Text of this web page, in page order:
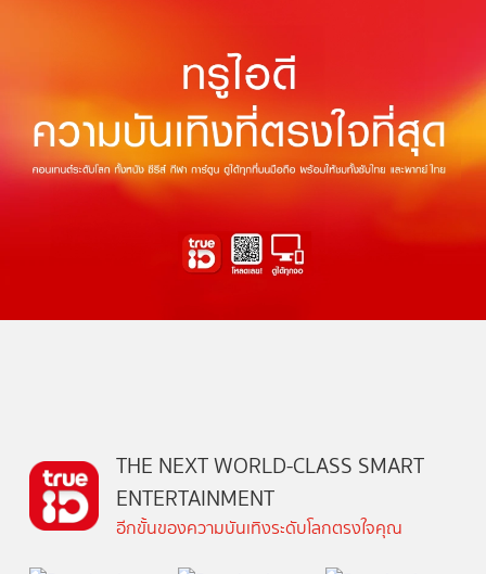
THE NEXT WORLD-CLASS SMART
ENTERTAINMENT
อีกขั้นของความบันเทิงระดับโลกตรงใจคุณ